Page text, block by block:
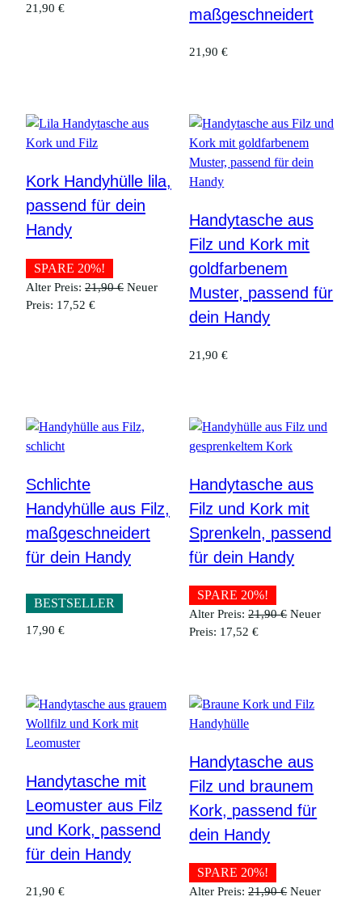
21,90 €
maßgeschneidert
21,90€
Kork Handyhülle lila,
passend für dein
Handy
SPARE 20%!
Alter Preis: 21,90€ Ursprünglicher
Neuer
Preis: 17,52 €Aktueller
Handytasche aus
Filz und Kork mit
goldfarbenem
Muster, passend für
dein Handy
21,90€
Schlichte
Handyhülle aus Filz,
maßgeschneidert
für dein Handy
BESTSELLER
17,90 €
Handytasche aus
Filz und Kork mit
Sprenkeln, passend
für dein Handy
SPARE 20%!
Alter Preis: 21,90€ Neuer
Preis: 17,52€Aktueller
Handytasche mit
Leomuster aus Filz
und Kork, passend
für dein Handy
21,90 €
Handytasche aus
Filz und braunem
Kork, passend für
dein Handy
SPARE 20%!
Alter Preis: 21,90€ Neuer